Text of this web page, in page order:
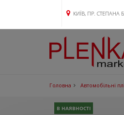
КИЇВ, ПР. СТЕПАНА
Головна Автомобільні
В НАЯВНОСТІ